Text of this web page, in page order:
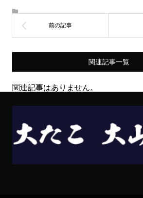
関連記事一覧
関連記事はありません。